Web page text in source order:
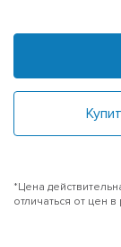
*Цена
отличаться от цен